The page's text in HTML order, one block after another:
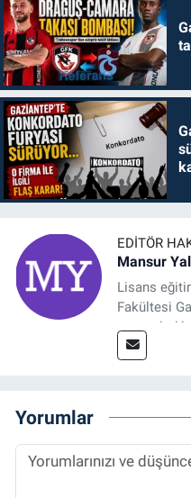
EDITÖR
Mansur
Lisans
Fakültesi
Sosyal
Spor,
Yorumlar